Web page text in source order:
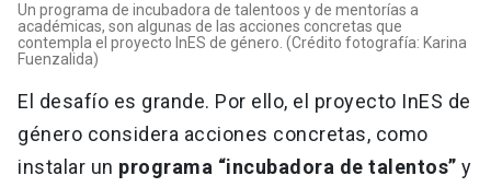
Un programa de incubadora de talentoos y de mentorías a
académicas, son algunas de las acciones concretas que
contempla el proyecto InES de género. (Crédito fotografía: Karina
Fuenzalida)
El desafío es grande. Por ello, el proyecto InES de
género considera acciones concretas, como
instalar un programa “incubadora de talentos” y